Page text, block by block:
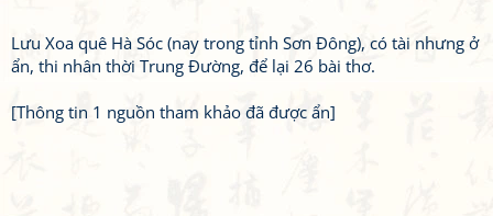
Lưu Xoa quê Hà Sóc (nay trong tỉnh Sơn Đông), có tài nhưng ở
ẩn, thi nhân thời Trung Đường, để lại 26 bài thơ.
[Thông tin 1 nguồn tham khảo đã được ẩn]